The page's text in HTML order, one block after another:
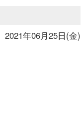
2021年06月25日(金)